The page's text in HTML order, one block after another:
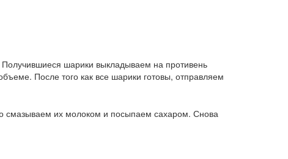
Получившиеся шарики выкладываем на противень
После того как все шарики готовы, отправляем
смазываем их молоком и посыпаем сахаром. Снова